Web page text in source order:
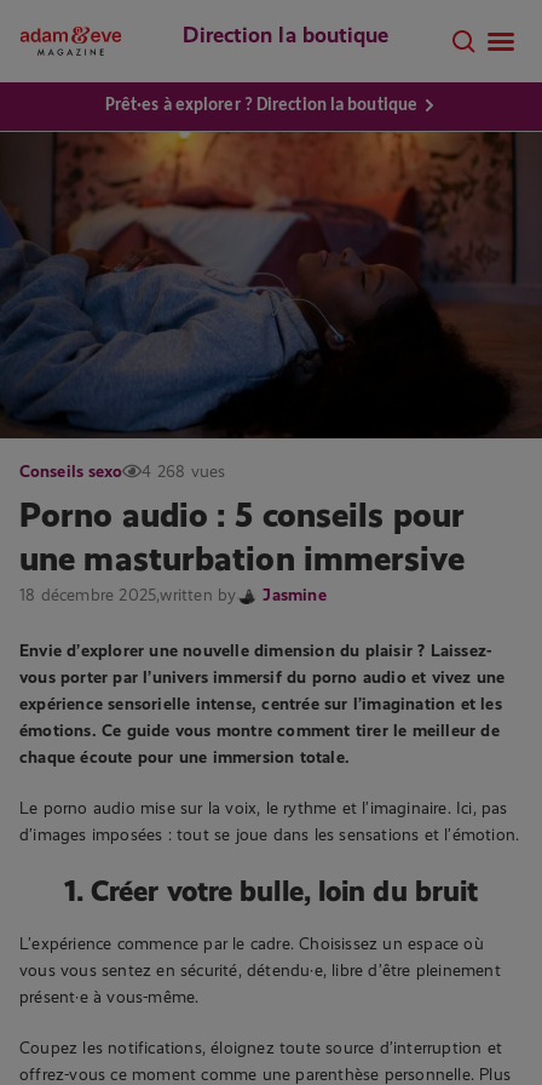
Direction la boutique
Prêt·es à explorer ? Direction la boutique
Conseils sexo 4 268 vues
Porno audio : 5 conseils pour
une masturbation immersive
18 décembre 2025,written by Jasmine
Envie d’explorer une nouvelle dimension du plaisir ? Laissez-
vous porter par l’univers immersif du porno audio et vivez une
expérience sensorielle intense, centrée sur l’imagination et les
émotions. Ce guide vous montre comment tirer le meilleur de
chaque écoute pour une immersion totale.
Le porno audio mise sur la voix, le rythme et l’imaginaire. Ici, pas
d’images imposées : tout se joue dans les sensations et l’émotion.
1. Créer votre bulle, loin du bruit
L’expérience commence par le cadre. Choisissez un espace où
vous vous sentez en sécurité, détendu·e, libre d’être pleinement
présent·e à vous-même.
Coupez les notifications, éloignez toute source d’interruption et
offrez-vous ce moment comme une parenthèse personnelle. Plus